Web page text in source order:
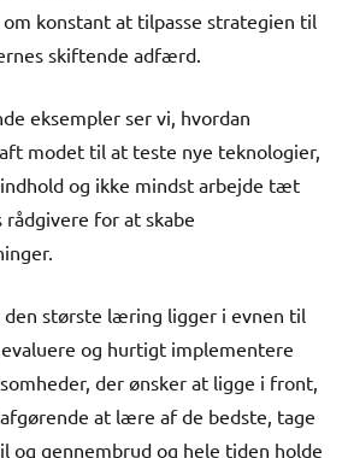
konstant at tilpasse strategien til
skiftende adfærd.
eksempler ser vi, hvordan
modet til at teste nye teknologier,
og ikke mindst arbejde tæt
for at skabe
den største læring ligger i evnen til
og hurtigt implementere
der ønsker at ligge i front,
at lære af de bedste, tage
og gennembrud og hele tiden holde